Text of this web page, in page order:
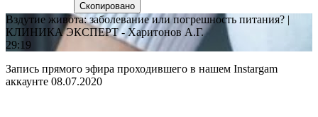
Скопировано
Вздутие живота: заболевание или погрешность питания? |
КЛИНИКА ЭКСПЕРТ - Харитонов А.Г.
29:19
Запись прямого эфира проходившего в нашем Instargam
аккаунте 08.07.2020